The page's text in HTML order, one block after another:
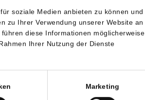
soziale Medien anbieten zu können und
zu Ihrer Verwendung unserer Website an
diese Informationen möglicherweise
Ihrer Nutzung der Dienste
Marketing
handeln Sie 7
Diese Aktion ist
der